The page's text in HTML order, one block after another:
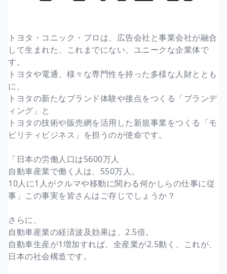
トヨタ・コニック・プロは、広告会社と事業会社が融合
して生まれた、これまでにない、ユニークな企業体で
す。
トヨタや電通、様々な専門性を持った多様な人財ととも
に、
トヨタの新たなブランド体験や接点をつくる「ブランデ
ィング」と
トヨタの技術や販売網を活用した新規事業をつくる「モ
ビリティビジネス」を担うのが使命です。
「日本の労働人口は5600万人
自動車産業で働く人は、550万人。
10人に1人がクルマや移動に関わる何かしらの仕事に従
事」この事実を皆さんはご存じでしょうか？
さらに、
自動車産業の経済波及効果は、2.5倍。
自動車生産が1増加すれば、全産業が2.5動く、これが、
日本の社会構造です。